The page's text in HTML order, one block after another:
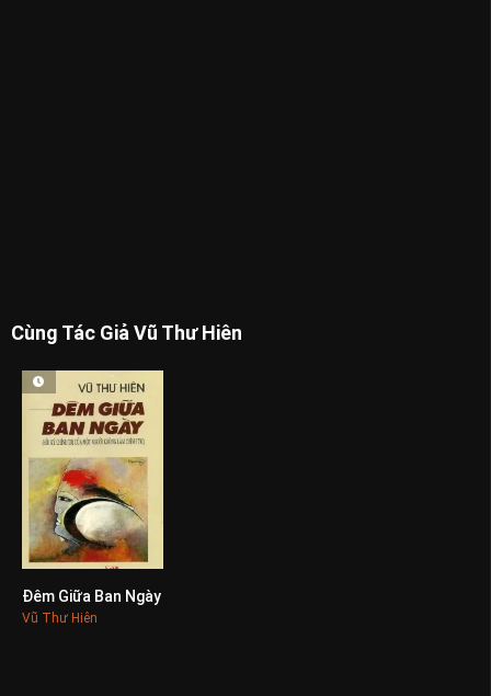
Cùng Tác Giả Vũ Thư Hiên
0
Đêm Giữa Ban Ngày
Vũ Thư Hiên